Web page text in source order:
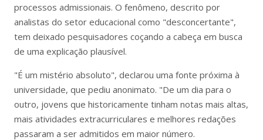
processos admissionais. O fenômeno, descrito por
analistas do setor educacional como "desconcertante",
tem deixado pesquisadores coçando a cabeça em busca
de uma explicação plausível.
"É um mistério absoluto", declarou uma fonte próxima à
universidade, que pediu anonimato. "De um dia para o
outro, jovens que historicamente tinham notas mais altas,
mais atividades extracurriculares e melhores redações
passaram a ser admitidos em maior número.